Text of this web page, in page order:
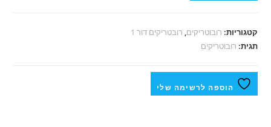
קטגוריות: רובוטריקים, רובטריקים דור 1
תגית: רובוטריקים
הוספה לרשימה שלי